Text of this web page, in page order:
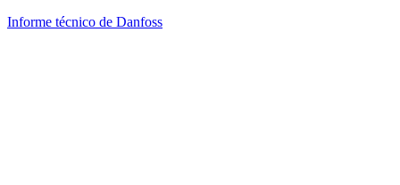
Informe técnico de Danfoss